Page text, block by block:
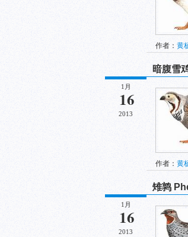
作者： 黄
1月
16
2013
暗腹雪
作者： 黄
1月
16
2013
雉鹑